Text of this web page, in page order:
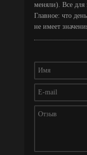
меняли). Все для
Главное: что
не имеет